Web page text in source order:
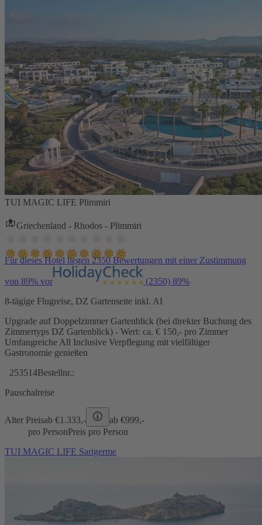
TUI MAGIC LIFE Plimmiri
Griechenland - Rhodos - Plimmiri
Für dieses Hotel liegen 2350 Bewertungen mit einer Zustimmung
von 89% vor (2350) 89%
8-tägige Flugreise, DZ Gartenseite inkl. AI
Upgrade auf Doppelzimmer Gartenblick (bei direkter Buchung des
Zimmertyps DZ Gartenblick) - Wert: ca. € 150,- pro Zimmer
Umfangreiche All Inclusive Verpflegung mit vielfältiger
Gastronomie genießen
253514Bestellnr.:
Pauschalreise
Alter Preisab €1.333,- ab €999,-
pro PersonPreis pro Person
TUI MAGIC LIFE Sarigerme